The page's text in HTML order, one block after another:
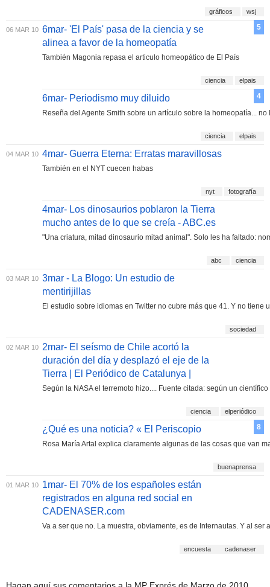
gráficos wsj
06 MAR 10 6mar- 'El País' pasa de la ciencia y se
alinea a favor de la homeopatía
5
También Magonia repasa el articulo homeopático de El País
ciencia elpais
6mar- Periodismo muy diluido
4
Reseña del Agente Smith sobre un artículo sobre la homeopatía...
ciencia elpais
04 MAR 10 4mar- Guerra Eterna: Erratas maravillosas
También en el NYT cuecen habas
nyt fotografía
4mar- Los dinosaurios poblaron la Tierra
mucho antes de lo que se creía - ABC.es
"Una criatura, mitad dinosaurio mitad animal". Solo les ha faltado:
abc ciencia
03 MAR 10 3mar - La Blogo: Un estudio de
mentirijillas
El estudio sobre idiomas en Twitter no cubre más que 41. Y no
sociedad
02 MAR 10 2mar- El seísmo de Chile acortó la
duración del día y desplazó el eje de la
Tierra | El Periódico de Catalunya |
Según la NASA el terremoto hizo.... Fuente citada: según un
ciencia elperiódico
¿Qué es una noticia? « El Periscopio
8
Rosa María Artal explica claramente algunas de las cosas que van
buenaprensa
01 MAR 10 1mar- El 70% de los españoles están
registrados en alguna red social en
CADENASER.com
Va a ser que no. La muestra, obviamente, es de Internautas. Y al
encuesta cadenaser
Hagan aquí sus comentarios a la MP Exprés de Marzo de 2010